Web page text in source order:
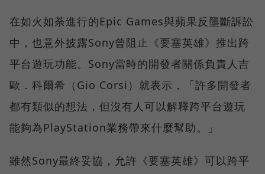
在如火如荼進行的Epic Games與蘋果反壟斷訴訟
中，也意外披露Sony曾阻止《要塞英雄》推出跨
平台遊玩功能。Sony當時的開發者關係負責人吉
歐．科爾希（Gio Corsi）就表示，「許多開發者
都有類似的想法，但沒有人可以解釋跨平台遊玩
能夠為PlayStation業務帶來什麼幫助。」
雖然Sony最終妥協，允許《要塞英雄》可以跨平